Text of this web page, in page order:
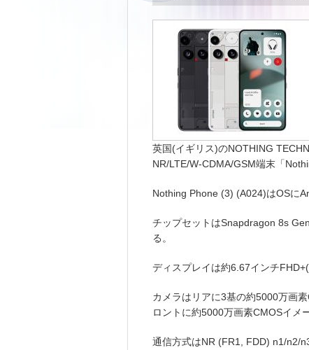
英国(イギリス)のNOTHING
NR/LTE/W-CDMA/GSM端末「
Nothing Phone (3) (A024)はOSに
チップセットはSnapdragon 8s
る。
ディスプレイは約6.67インチ
カメラはリアに3基の約5000万画
ロントに約5000万画素CMOSイメ
通信方式はNR (FR1, FDD) n1/n2/